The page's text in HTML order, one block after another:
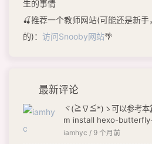
生的事情
🍒推荐一个教师网站(可能还是新
的)： 访问Snooby网站🌴
最新评论
ヾ(≧∇≦*)ゝ可以参考本
m install hexo-
iamhyc / 9 个月前